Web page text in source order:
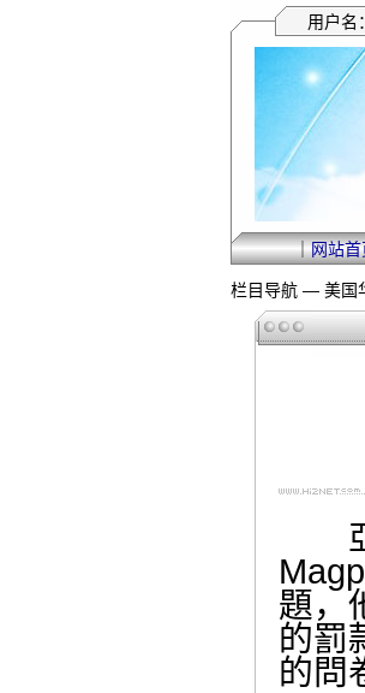
用户名：
｜网站首
栏目导航 — 美国
亞
題，
的罰
的問